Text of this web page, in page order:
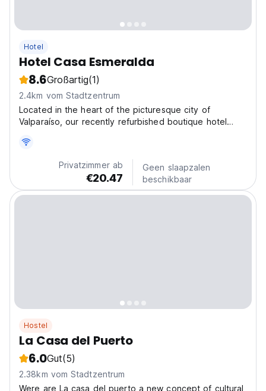
Hotel
Hotel Casa Esmeralda
8.6Großartig(1)
2.4km vom Stadtzentrum
Located in the heart of the picturesque city of
Valparaíso, our recently refurbished boutique hotel
to the individual comfort of the rooms, our guests have
access to a fully equipped shared kitchen, ideal...
Privatzimmer ab
€20.47
Geen slaapzalen
beschikbaar
Hostel
La Casa del Puerto
6.0Gut(5)
2.38km vom Stadtzentrum
Were are La casa del puerto a new concept of cultural